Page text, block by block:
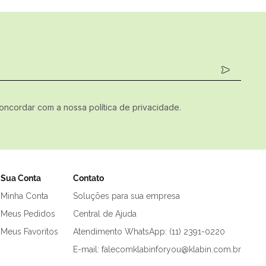
com a nossa política de privacidade.
Sua Conta
Minha Conta
Meus Pedidos
Meus Favoritos
Contato
Soluções para sua empresa
Central de Ajuda
Atendimento WhatsApp: (11) 2391-0220
E-mail: falecomklabinforyou@klabin.com.br